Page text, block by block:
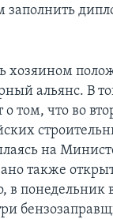
хозяином
альянс. В
о том, что во
на
также
в